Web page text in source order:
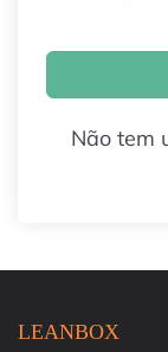
Não tem
LEANBOX